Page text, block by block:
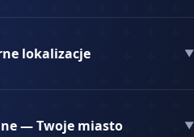
lokalizacje ▼
— Twoje miasto ▼